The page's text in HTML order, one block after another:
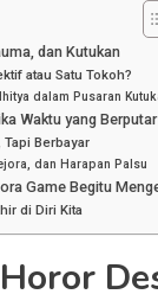
dan Kutukan
atau Satu Tokoh?
dalam Pusaran
Waktu yang Berputar
Berbayar
dan Harapan Palsu
Game Begitu
di Diri Kita